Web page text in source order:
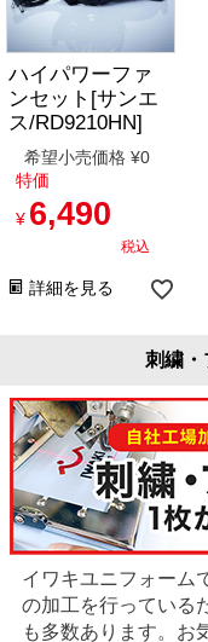
ハイパワーファ
ンセット[サンエ
ス/RD9210HN]
希望小売価格 ¥0
特価
¥ 6,490
税込
詳細を見る
刺繍・
イワキユニフォーム
の加工を行っている
も多数あります。お